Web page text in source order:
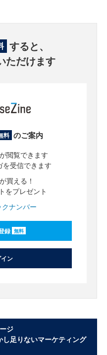
すると、
ただけます
料 のご案内
閲覧できます
を受信できます
買える！
をプレゼント
ナンバー
録 無料
ン
ジ
足りないマーケティング